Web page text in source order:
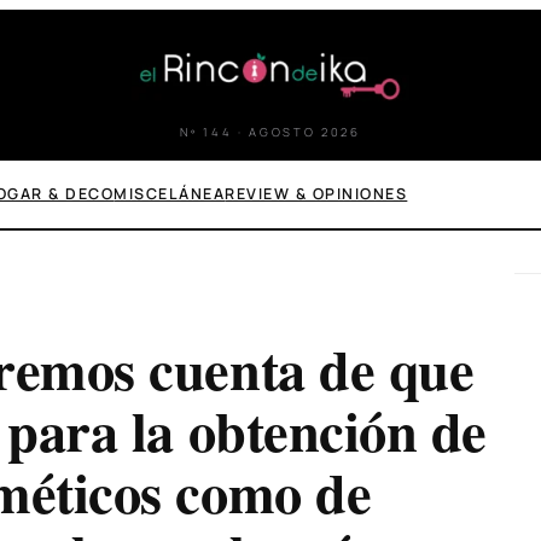
Nº 144 · AGOSTO 2026
& DECOMISCELÁNEAREVIEW & OPINIONES
cuenta de que
la obtención de
como de